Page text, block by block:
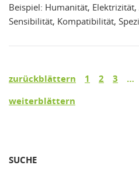
Beispiel: Humanität,
Sensibilität, Kompatibilität,
zurückblättern 1 2 3 …
weiterblättern
SUCHE